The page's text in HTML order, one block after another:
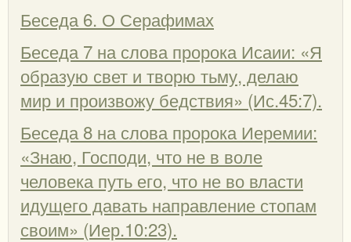
Беседа 6. О Серафимах
Беседа 7 на слова пророка Исаии: «Я
образую свет и творю тьму, делаю
мир и произвожу бедствия» (Ис.45:7).
Беседа 8 на слова пророка Иеремии:
«Знаю, Господи, что не в воле
человека путь его, что не во власти
идущего давать направление стопам
своим» (Иер.10:23).